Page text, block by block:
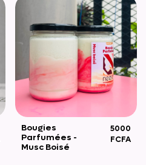
Bougies
Parfumées -
Musc Boisé
5000
FCFA